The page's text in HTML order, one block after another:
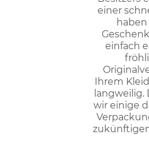
einer
einfach
Ihrem
langweilig.
wir einige